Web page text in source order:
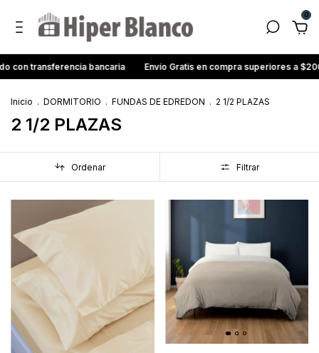
0
con transferencia bancaria Envío Gratis en compra superiores a
Inicio . DORMITORIO . FUNDAS DE EDREDON . 2 1/2 PLAZAS
2 1/2 PLAZAS
Ordenar Filtrar